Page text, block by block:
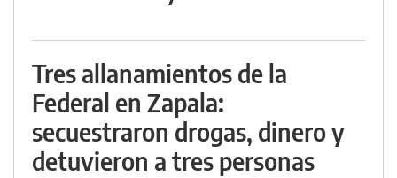
Tres allanamientos de la
Federal en Zapala:
secuestraron drogas, dinero y
detuvieron a tres personas